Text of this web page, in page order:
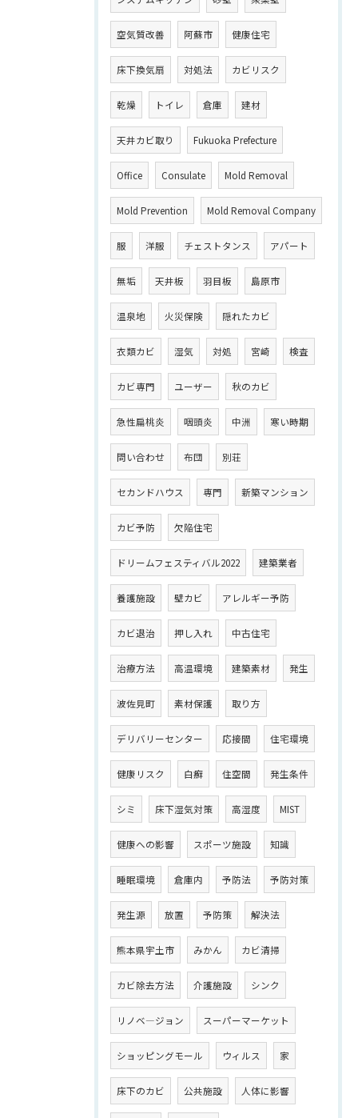
空気質改善 阿蘇市 健康住宅
床下換気扇 対処法 カビリスク
乾燥 トイレ 倉庫 建材
天井カビ取り Fukuoka Prefecture
Office Consulate Mold Removal
Mold Prevention Mold Removal Company
服 洋服 チェストタンス アパート
無垢 天井板 羽目板 島原市
温泉地 火災保険 隠れたカビ
衣類カビ 湿気 対処 宮崎 検査
カビ専門 ユーザー 秋のカビ
急性扁桃炎 咽頭炎 中洲 寒い時期
問い合わせ 布団 別荘
セカンドハウス 専門 新築マンション
カビ予防 欠陥住宅
ドリームフェスティバル2022 建築業者
養護施設 壁カビ アレルギー予防
カビ退治 押し入れ 中古住宅
治療方法 高温環境 建築素材 発生
波佐見町 素材保護 取り方
デリバリーセンター 応接間 住宅環境
健康リスク 白癬 住空間 発生条件
シミ 床下湿気対策 高湿度 MIST
健康への影響 スポーツ施設 知識
睡眠環境 倉庫内 予防法 予防対策
発生源 放置 予防策 解決法
熊本県宇土市 みかん カビ清掃
カビ除去方法 介護施設 シンク
リノベ―ジョン スーパーマーケット
ショッピングモール ウィルス 家
床下のカビ 公共施設 人体に影響